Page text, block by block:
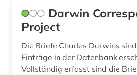
Darwin
Project
Die Briefe Charles Darwins
Einträge in der Datenbank
Vollständig erfasst sind die